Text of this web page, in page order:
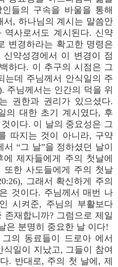
들의 구속을 바울을 통해
, 하나님의 계시는 말씀안
사로서도 계시된다. 신약
변경하라는 확고한 명령은
약성경에서 이 변경이 점
하다. 이 추구의 시점은 그
는데 주님께서 안식일의 주
주님께서는 인간의 덕을 위
권한과 권리가 있으셨다.
의 대한 초기 계시였다, 후
이다. 이 날의 중요성은 그
따지는 것이 아니라, 구약
“그 날”을 정하셨던 날이
제자들에게 주의 첫날에
또한 사도들에게 주의 첫날
그래서 확신하게 주의
것이다. 주님께서 매번 나
시켜준, 주님의 부활보다
재합니까? 그럼으로 제일
은 분명히 중요한 날 이다!
의 동료들이 드로아 에서
일이 지났고, 그들이 참여
. 반대로, 주의 첫 날에, 제